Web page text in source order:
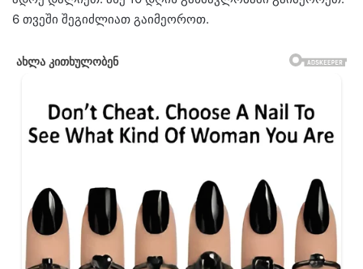
6 თვეში შეგიძლიათ გაიმეოროთ.